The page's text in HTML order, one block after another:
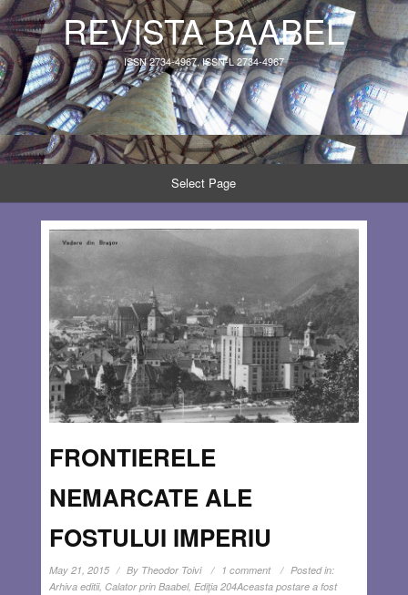
REVISTA BAABEL
ISSN 2734-4967, ISSN-L 2734-4967
Select Page
FRONTIERELE
NEMARCATE ALE
FOSTULUI IMPERIU
May 21, 2015 By Theodor Toivi 1 comment
Posted in:
Arhiva editii, Calator prin Baabel, Ediţia 204Aceasta postare a fost